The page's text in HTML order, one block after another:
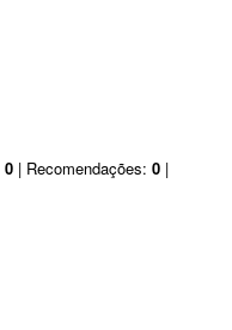
0 | Recomendações: 0 |